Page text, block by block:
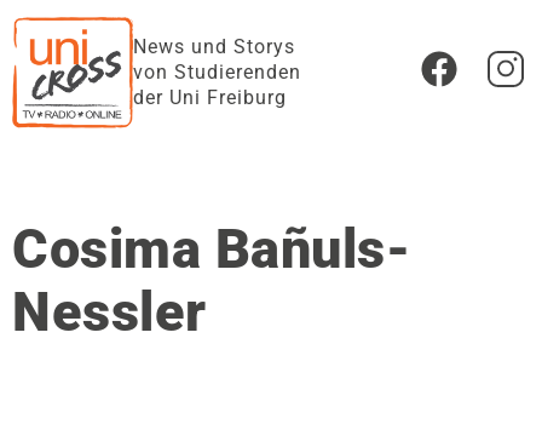
News und Storys
von Studierenden
der Uni Freiburg
Cosima Bañuls-
Nessler